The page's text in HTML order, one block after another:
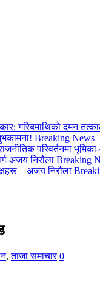
गरिबमाथिको दमन
Breaking News
परिवर्तनमा
अजय निरौला Breaking
– अजय निरौला
,ताजा समाचार 0